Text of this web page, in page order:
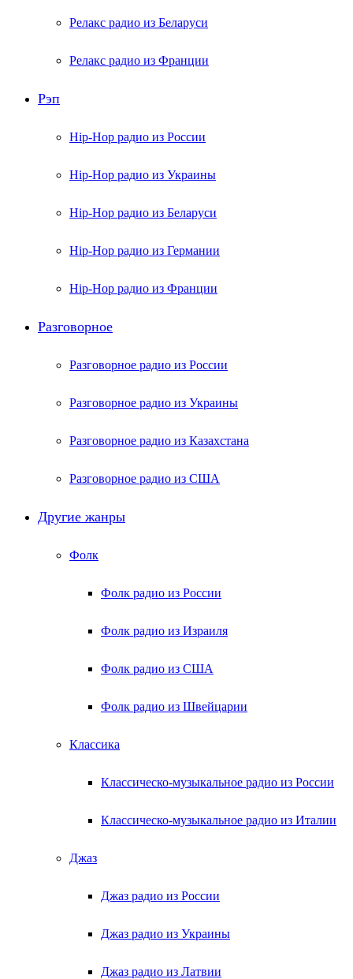
Релакс радио из Беларуси
Релакс радио из Франции
Рэп
Hip-Hop радио из России
Hip-Hop радио из Украины
Hip-Hop радио из Беларуси
Hip-Hop радио из Германии
Hip-Hop радио из Франции
Разговорное
Разговорное радио из России
Разговорное радио из Украины
Разговорное радио из Казахстана
Разговорное радио из США
Другие жанры
Фолк
Фолк радио из России
Фолк радио из Израиля
Фолк радио из США
Фолк радио из Швейцарии
Классика
Классическо-музыкальное радио из России
Классическо-музыкальное радио из Италии
Джаз
Джаз радио из России
Джаз радио из Украины
Джаз радио из Латвии